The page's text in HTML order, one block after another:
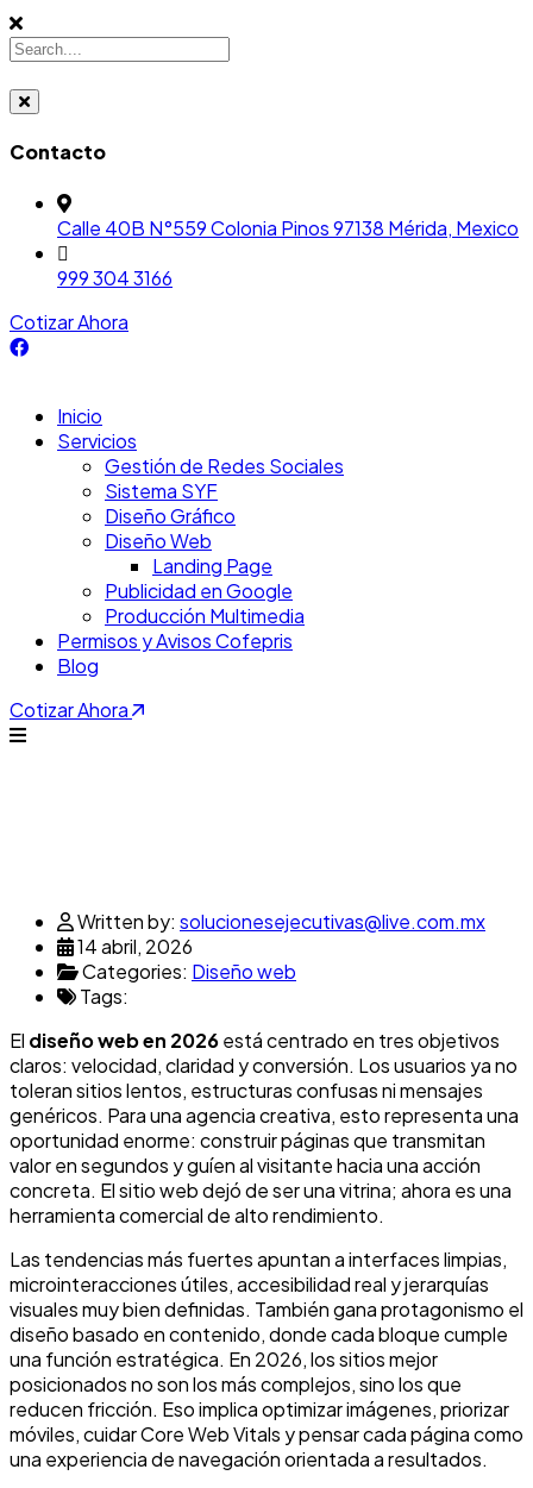
Contacto
Calle 40B N°559 Colonia Pinos 97138 Mérida, Mexico
999 304 3166
Cotizar Ahora
Inicio
Servicios
Gestión de Redes Sociales
Sistema SYF
Diseño Gráfico
Diseño Web
Landing Page
Publicidad en Google
Producción Multimedia
Permisos y Avisos Cofepris
Blog
Cotizar Ahora
Written by: solucionesejecutivas@live.com.mx
14 abril, 2026
Categories: Diseño web
Tags:
El diseño web en 2026está centrado en tres objetivos
claros: velocidad, claridad y conversión. Los usuarios ya no
toleran sitios lentos, estructuras confusas ni mensajes
genéricos. Para una agencia creativa, esto representa una
oportunidad enorme: construir páginas que transmitan
valor en segundos y guíen al visitante hacia una acción
concreta. El sitio web dejó de ser una vitrina; ahora es una
herramienta comercial de alto rendimiento.
Las tendencias más fuertes apuntan a interfaces limpias,
microinteracciones útiles, accesibilidad real y jerarquías
visuales muy bien definidas. También gana protagonismo el
diseño basado en contenido, donde cada bloque cumple
una función estratégica. En 2026, los sitios mejor
posicionados no son los más complejos, sino los que
reducen fricción. Eso implica optimizar imágenes, priorizar
móviles, cuidar Core Web Vitals y pensar cada página como
una experiencia de navegación orientada a resultados.